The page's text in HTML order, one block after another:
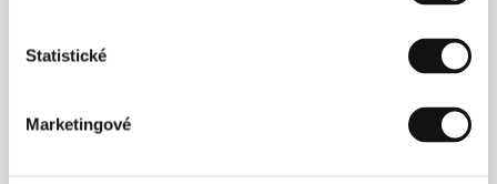
Statistické
Marketingové
uvedeného na filmovém festivalu Sundance, kde také
získal&nbsp; Focus Film Award. Jarecki je mimo jiné i
Friedmanových
, který byl nominován na Oscara, je
jeho první celovečerní film.&nbsp;